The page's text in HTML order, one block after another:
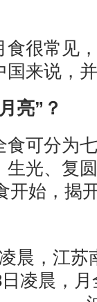
很常见，
国来说，
亮”？
可分为七
光、复
开始，揭
晨，江苏
凌晨，